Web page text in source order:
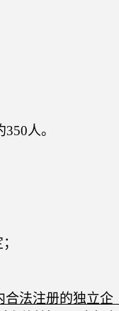
350人。
合法注册的独立企